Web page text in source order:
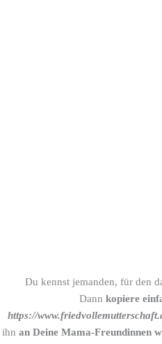
Du kennst jemanden, für den
Dann kopiere
https://
ihn an Deine Mama-Freundinnen